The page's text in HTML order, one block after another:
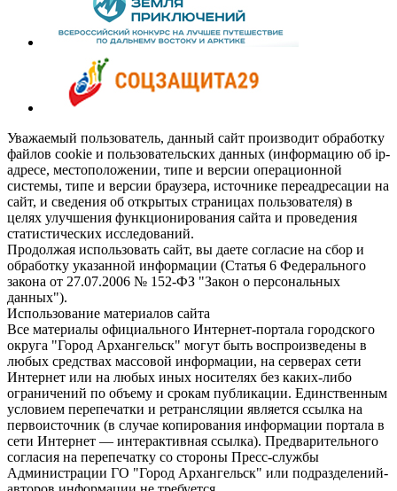
Уважаемый пользователь, данный сайт производит обработку
файлов cookie и пользовательских данных (информацию об ip-
адресе, местоположении, типе и версии операционной
системы, типе и версии браузера, источнике переадресации на
сайт, и сведения об открытых страницах пользователя) в
целях улучшения функционирования сайта и проведения
статистических исследований.
Продолжая использовать сайт, вы даете согласие на сбор и
обработку указанной информации (Статья 6 Федерального
закона от 27.07.2006 № 152-ФЗ "Закон о персональных
данных").
Использование материалов сайта
Все материалы официального Интернет-портала городского
округа "Город Архангельск" могут быть воспроизведены в
любых средствах массовой информации, на серверах сети
Интернет или на любых иных носителях без каких-либо
ограничений по объему и срокам публикации. Единственным
условием перепечатки и ретрансляции является ссылка на
первоисточник (в случае копирования информации портала в
сети Интернет — интерактивная ссылка). Предварительного
согласия на перепечатку со стороны Пресс-службы
Администрации ГО "Город Архангельск" или подразделений-